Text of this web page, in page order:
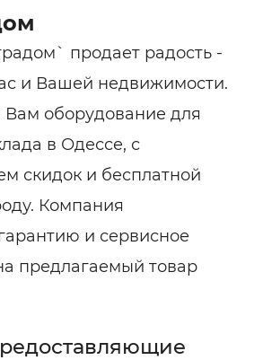
продает радость -
и Вашей недвижимости.
оборудование для
в Одессе, с
скидок и бесплатной
Компания
и сервисное
предлагаемый товар